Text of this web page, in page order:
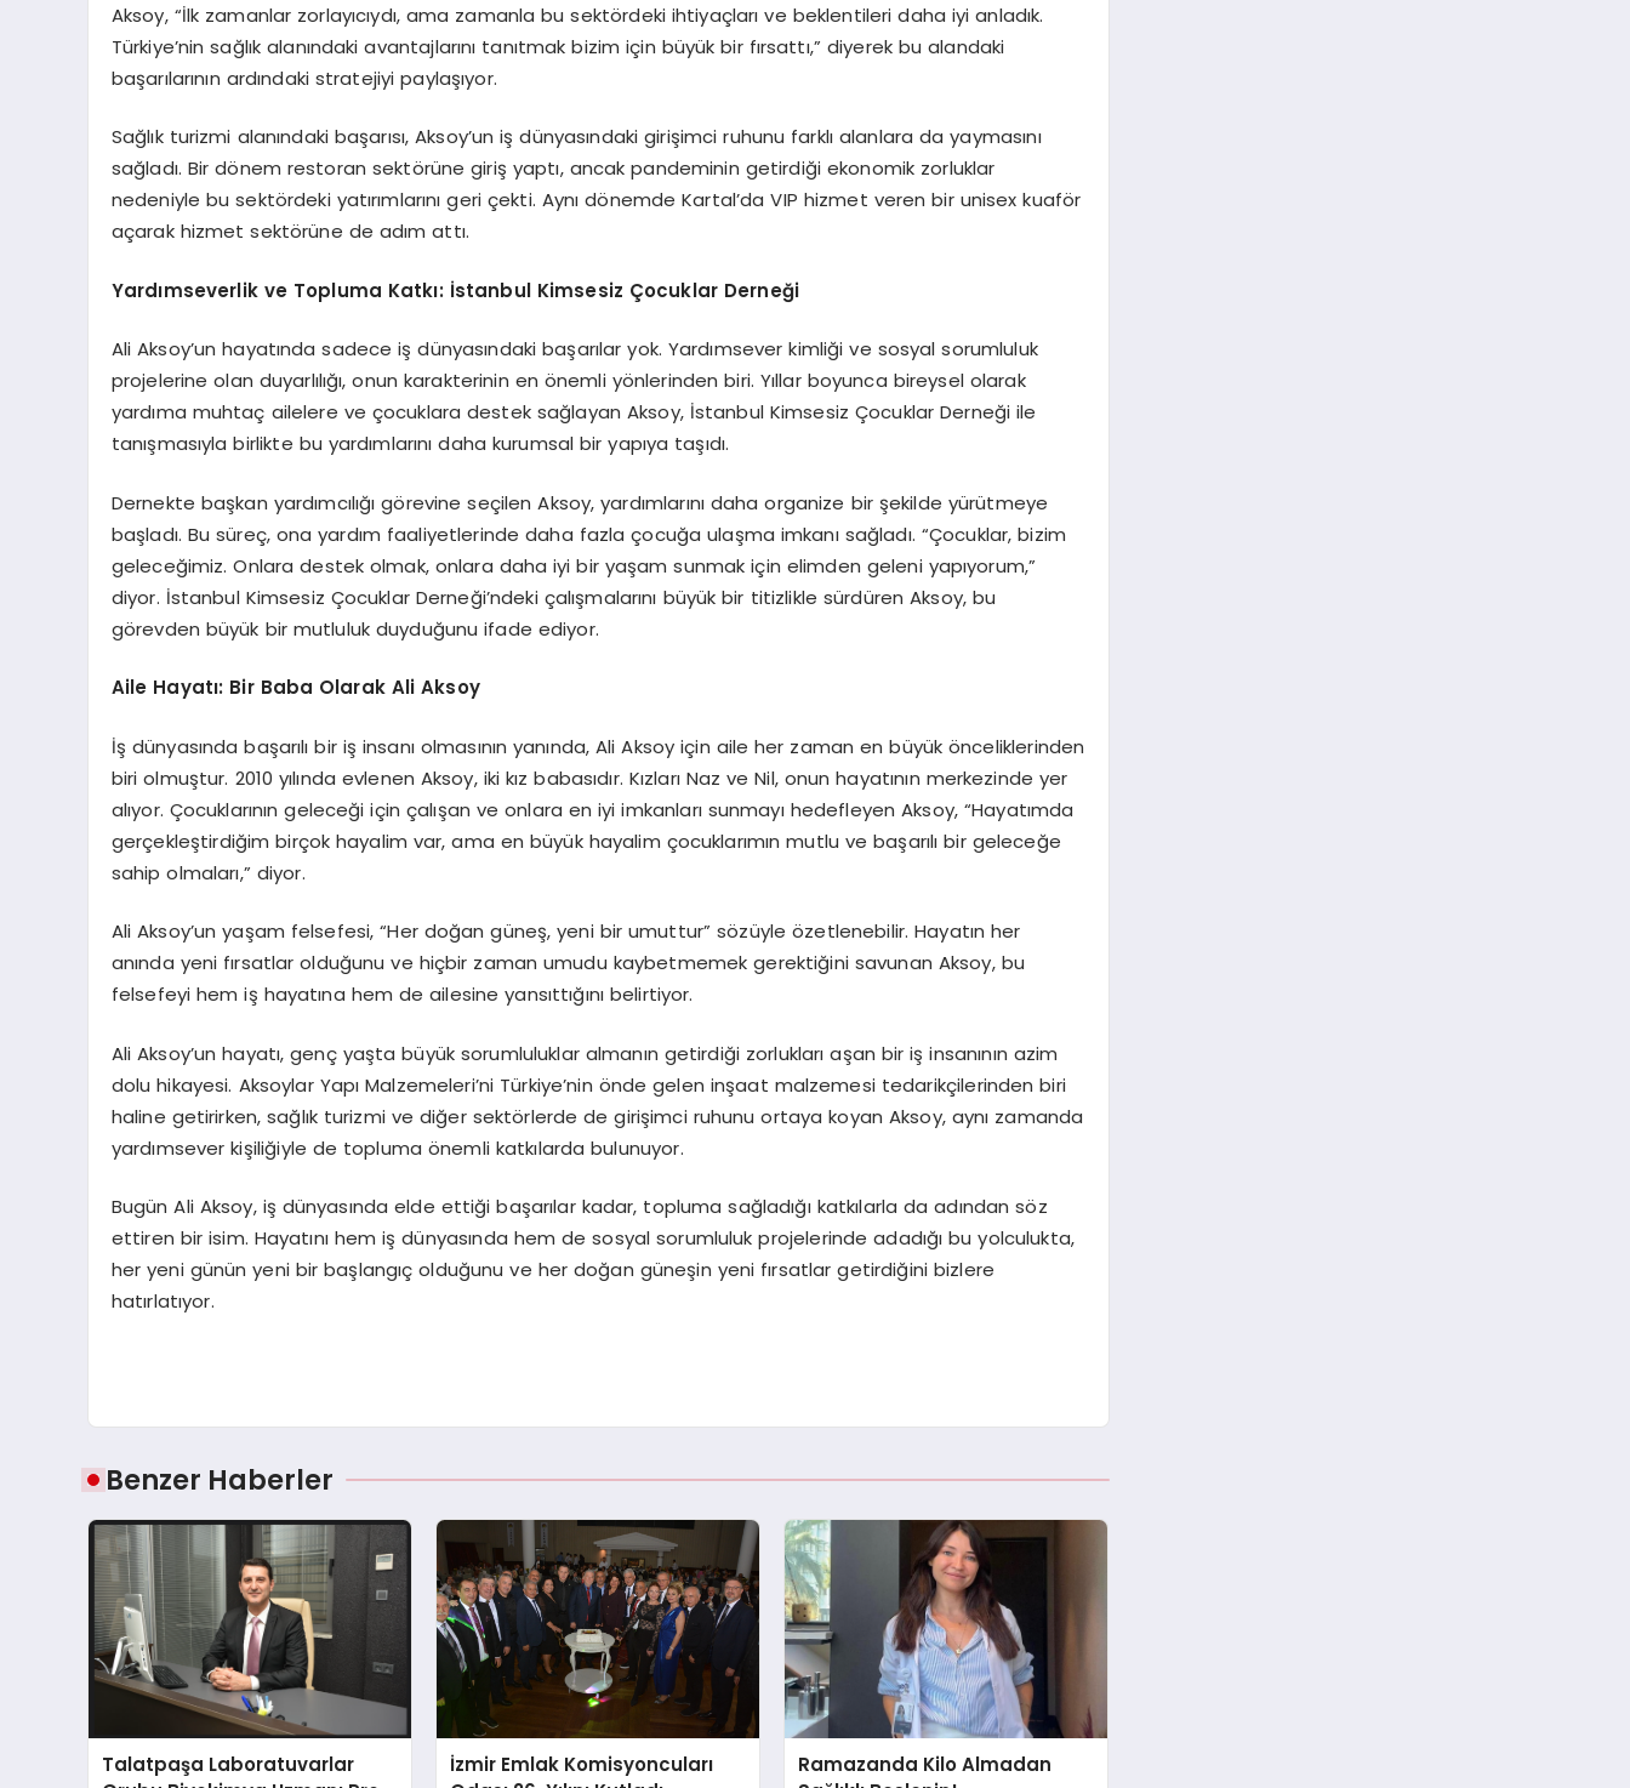
Aksoy, “İlk zamanlar zorlayıcıydı, ama zamanla bu sektördeki ihtiyaçları ve beklentileri daha iyi anladık.
Türkiye’nin sağlık alanındaki avantajlarını tanıtmak bizim için büyük bir fırsattı,” diyerek bu alandaki
başarılarının ardındaki stratejiyi paylaşıyor.
Sağlık turizmi alanındaki başarısı, Aksoy’un iş dünyasındaki girişimci ruhunu farklı alanlara da yaymasını
sağladı. Bir dönem restoran sektörüne giriş yaptı, ancak pandeminin getirdiği ekonomik zorluklar
nedeniyle bu sektördeki yatırımlarını geri çekti. Aynı dönemde Kartal’da VIP hizmet veren bir unisex kuaför
açarak hizmet sektörüne de adım attı.
Yardımseverlik ve Topluma Katkı: İstanbul Kimsesiz Çocuklar Derneği
Ali Aksoy’un hayatında sadece iş dünyasındaki başarılar yok. Yardımsever kimliği ve sosyal sorumluluk
projelerine olan duyarlılığı, onun karakterinin en önemli yönlerinden biri. Yıllar boyunca bireysel olarak
yardıma muhtaç ailelere ve çocuklara destek sağlayan Aksoy, İstanbul Kimsesiz Çocuklar Derneği ile
tanışmasıyla birlikte bu yardımlarını daha kurumsal bir yapıya taşıdı.
Dernekte başkan yardımcılığı görevine seçilen Aksoy, yardımlarını daha organize bir şekilde yürütmeye
başladı. Bu süreç, ona yardım faaliyetlerinde daha fazla çocuğa ulaşma imkanı sağladı. “Çocuklar, bizim
geleceğimiz. Onlara destek olmak, onlara daha iyi bir yaşam sunmak için elimden geleni yapıyorum,”
diyor. İstanbul Kimsesiz Çocuklar Derneği’ndeki çalışmalarını büyük bir titizlikle sürdüren Aksoy, bu
görevden büyük bir mutluluk duyduğunu ifade ediyor.
Aile Hayatı: Bir Baba Olarak Ali Aksoy
İş dünyasında başarılı bir iş insanı olmasının yanında, Ali Aksoy için aile her zaman en büyük önceliklerinden
biri olmuştur. 2010 yılında evlenen Aksoy, iki kız babasıdır. Kızları Naz ve Nil, onun hayatının merkezinde yer
alıyor. Çocuklarının geleceği için çalışan ve onlara en iyi imkanları sunmayı hedefleyen Aksoy, “Hayatımda
gerçekleştirdiğim birçok hayalim var, ama en büyük hayalim çocuklarımın mutlu ve başarılı bir geleceğe
sahip olmaları,” diyor.
Ali Aksoy’un yaşam felsefesi, “Her doğan güneş, yeni bir umuttur” sözüyle özetlenebilir. Hayatın her
anında yeni fırsatlar olduğunu ve hiçbir zaman umudu kaybetmemek gerektiğini savunan Aksoy, bu
felsefeyi hem iş hayatına hem de ailesine yansıttığını belirtiyor.
Ali Aksoy’un hayatı, genç yaşta büyük sorumluluklar almanın getirdiği zorlukları aşan bir iş insanının azim
dolu hikayesi. Aksoylar Yapı Malzemeleri’ni Türkiye’nin önde gelen inşaat malzemesi tedarikçilerinden biri
haline getirirken, sağlık turizmi ve diğer sektörlerde de girişimci ruhunu ortaya koyan Aksoy, aynı zamanda
yardımsever kişiliğiyle de topluma önemli katkılarda bulunuyor.
Bugün Ali Aksoy, iş dünyasında elde ettiği başarılar kadar, topluma sağladığı katkılarla da adından söz
ettiren bir isim. Hayatını hem iş dünyasında hem de sosyal sorumluluk projelerinde adadığı bu yolculukta,
her yeni günün yeni bir başlangıç olduğunu ve her doğan güneşin yeni fırsatlar getirdiğini bizlere
hatırlatıyor.
Benzer Haberler
Talatpaşa Laboratuvarlar
İzmir Emlak Komisyoncuları
Ramazanda Kilo Almadan